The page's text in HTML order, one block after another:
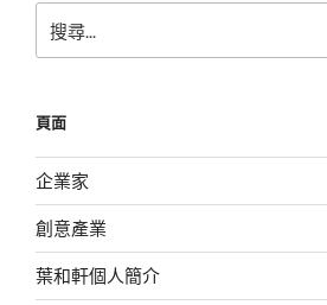
尋
字:
頁面
企業家
創意產業
葉和軒個人簡介